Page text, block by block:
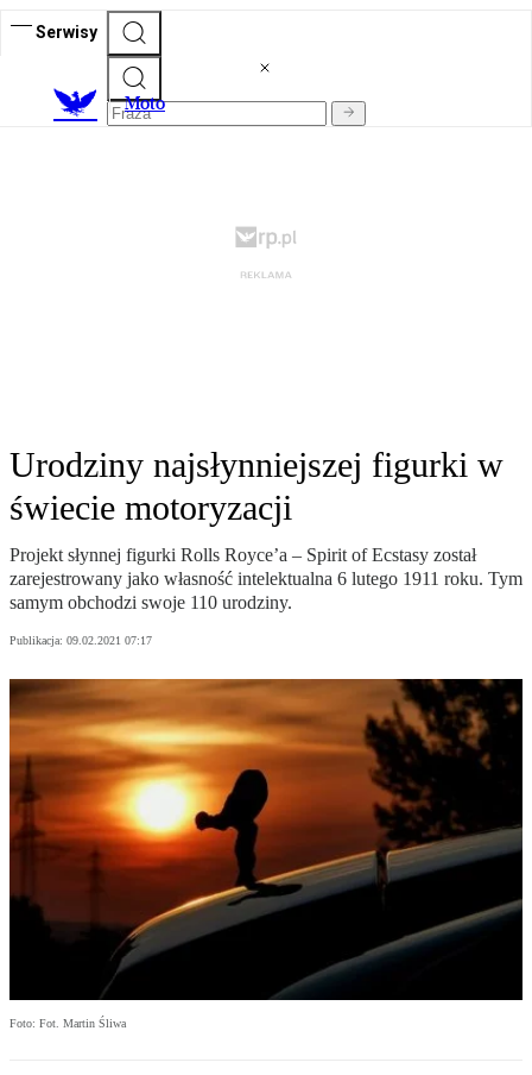
Serwisy
Moto
Urodziny najsłynniejszej figurki w
świecie motoryzacji
Projekt słynnej figurki Rolls Royce’a – Spirit of Ecstasy został
zarejestrowany jako własność intelektualna 6 lutego 1911 roku. Tym
samym obchodzi swoje 110 urodziny.
Publikacja: 09.02.2021 07:17
Foto: Fot. Martin Śliwa